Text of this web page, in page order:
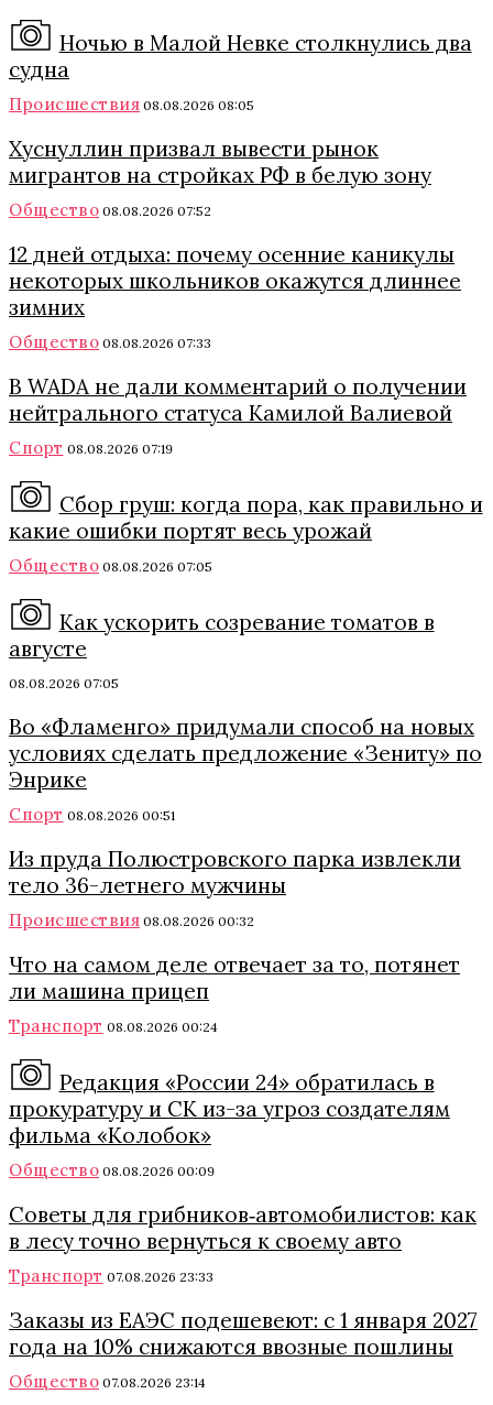
Ночью в Малой Невке столкнулись два
судна
Происшествия 08.08.2026 08:05
Хуснуллин призвал вывести рынок
мигрантов на стройках РФ в белую зону
Общество 08.08.2026 07:52
12 дней отдыха: почему осенние каникулы
некоторых школьников окажутся длиннее
зимних
Общество 08.08.2026 07:33
В WADA не дали комментарий о получении
нейтрального статуса Камилой Валиевой
Спорт 08.08.2026 07:19
Сбор груш: когда пора, как правильно и
какие ошибки портят весь урожай
Общество 08.08.2026 07:05
Как ускорить созревание томатов в
августе
08.08.2026 07:05
Во «Фламенго» придумали способ на новых
условиях сделать предложение «Зениту» по
Энрике
Спорт 08.08.2026 00:51
Из пруда Полюстровского парка извлекли
тело 36-летнего мужчины
Происшествия 08.08.2026 00:32
Что на самом деле отвечает за то, потянет
ли машина прицеп
Транспорт 08.08.2026 00:24
Редакция «России 24» обратилась в
прокуратуру и СК из-за угроз создателям
фильма «Колобок»
Общество 08.08.2026 00:09
Советы для грибников‑автомобилистов: как
в лесу точно вернуться к своему авто
Транспорт 07.08.2026 23:33
Заказы из ЕАЭС подешевеют: с 1 января 2027
года на 10% снижаются ввозные пошлины
Общество 07.08.2026 23:14